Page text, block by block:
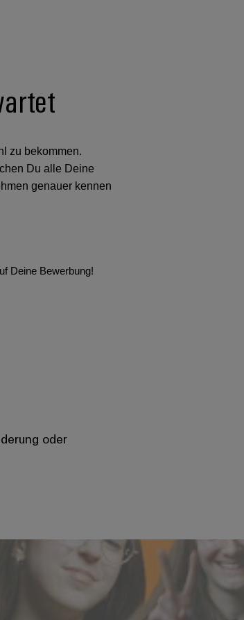
zu bekommen.
Du alle Deine
genauer kennen
Deine Bewerbung!
oder